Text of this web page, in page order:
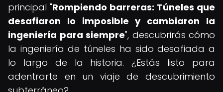
principal "Rompiendo barreras: Túneles que
desafiaron lo imposible y cambiaron la
ingeniería para siempre", descubrirás cómo
la ingeniería de túneles ha sido desafiada a
lo largo de la historia. ¿Estás listo para
adentrarte en un viaje de descubrimiento